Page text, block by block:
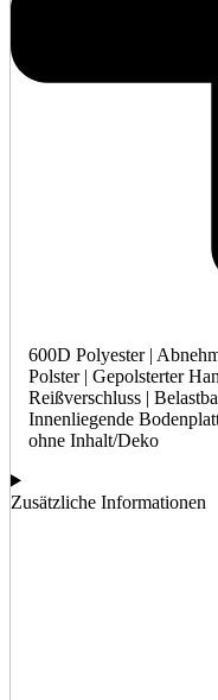
600D Polyester |
Polster | Gepolsterter
Reißverschluss |
Innenliegende
ohne Inhalt/Deko
Zusätzliche Informationen